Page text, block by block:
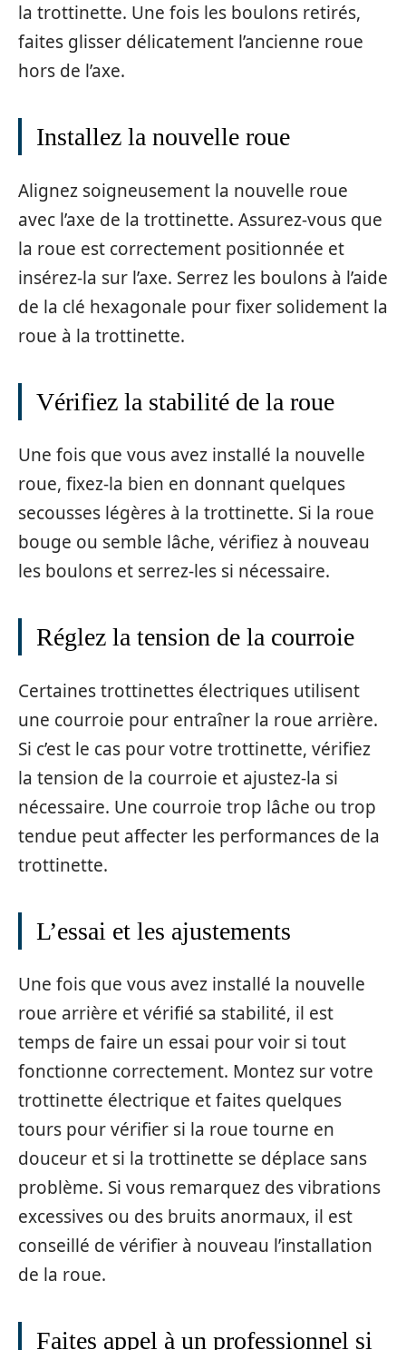
la trottinette. Une fois les boulons retirés,
faites glisser délicatement l’ancienne roue
hors de l’axe.
Installez la nouvelle roue
Alignez soigneusement la nouvelle roue
avec l’axe de la trottinette. Assurez-vous que
la roue est correctement positionnée et
insérez-la sur l’axe. Serrez les boulons à l’aide
de la clé hexagonale pour fixer solidement la
roue à la trottinette.
Vérifiez la stabilité de la roue
Une fois que vous avez installé la nouvelle
roue, fixez-la bien en donnant quelques
secousses légères à la trottinette. Si la roue
bouge ou semble lâche, vérifiez à nouveau
les boulons et serrez-les si nécessaire.
Réglez la tension de la courroie
Certaines trottinettes électriques utilisent
une courroie pour entraîner la roue arrière.
Si c’est le cas pour votre trottinette, vérifiez
la tension de la courroie et ajustez-la si
nécessaire. Une courroie trop lâche ou trop
tendue peut affecter les performances de la
trottinette.
L’essai et les ajustements
Une fois que vous avez installé la nouvelle
roue arrière et vérifié sa stabilité, il est
temps de faire un essai pour voir si tout
fonctionne correctement. Montez sur votre
trottinette électrique et faites quelques
tours pour vérifier si la roue tourne en
douceur et si la trottinette se déplace sans
problème. Si vous remarquez des vibrations
excessives ou des bruits anormaux, il est
conseillé de vérifier à nouveau l’installation
de la roue.
Faites appel à un professionnel si